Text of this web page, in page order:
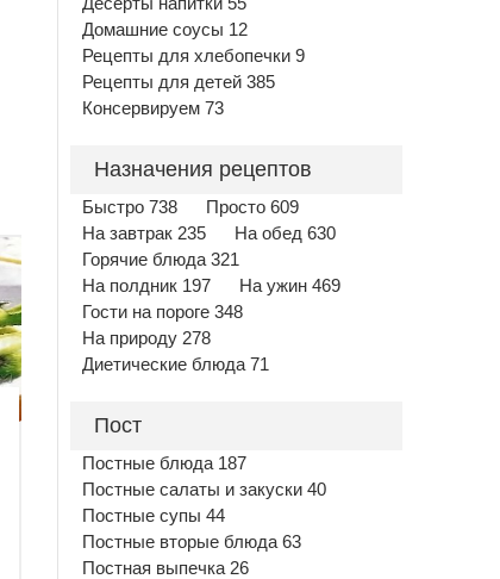
Домашние соусы 12
Рецепты для хлебопечки 9
Рецепты для детей 385
Консервируем 73
Назначения рецептов
Быстро 738
Просто 609
На завтрак 235
На обед 630
Горячие блюда 321
На полдник 197
На ужин 469
Гости на пороге 348
На природу 278
Диетические блюда 71
Пост
Постные блюда 187
Постные салаты и закуски 40
Постные супы 44
Постные вторые блюда 63
Постная выпечка 26